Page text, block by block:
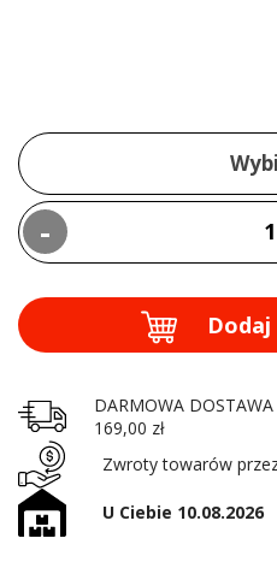
-
DARMOWA
169,00 zł
Zwroty towarów
U Ciebie 10.08.2026